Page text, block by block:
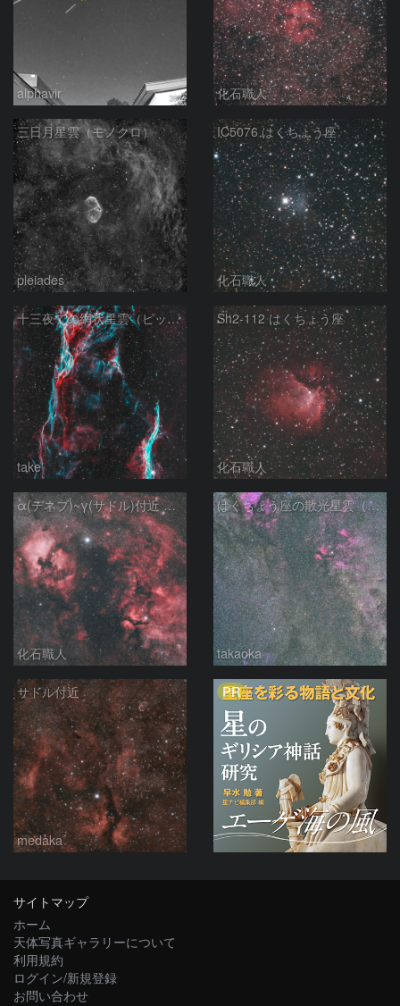
alphavir 化石職人
三日月星雲（モノクロ）
pleiades
IC5076 はくちょう座
化石職人
十三夜での網状星雲（ピッカリングの三角）
take
Sh2-112 はくちょう座
化石職人
α(デネブ)~γ(サドル)付近 NGC7000 北アメリカ星雲 IC5067~5070 ペリカン星雲 はくちょう座
化石職人
はくちょう座の散光星雲（１００ｍｍ）
takaoka
サドル付近
medaka
PR
サイトマップ
ホーム
天体写真ギャラリーについて
利用規約
ログイン/新規登録
お問い合わせ